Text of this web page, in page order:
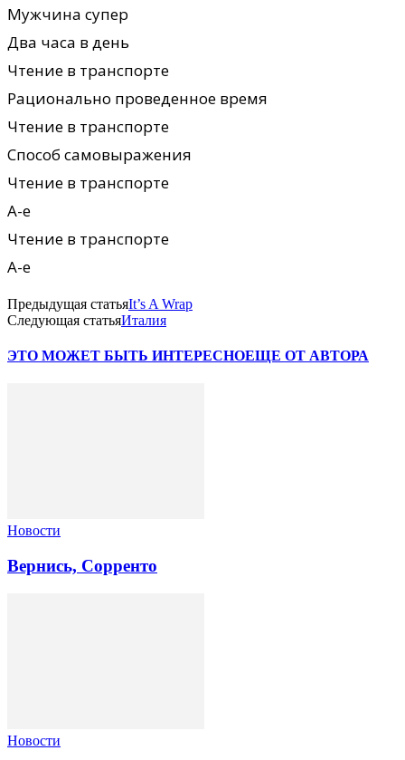
Мужчина супер
Два часа в день
Чтение в транспорте
Рационально проведенное время
Чтение в транспорте
Способ самовыражения
Чтение в транспорте
А-е
Чтение в транспорте
А-е
Предыдущая статьяIt’s A Wrap
Следующая статьяИталия
ЭТО МОЖЕТ БЫТЬ ИНТЕРЕСНОЕЩЕ ОТ АВТОРА
Новости
Вернись, Сорренто
Новости